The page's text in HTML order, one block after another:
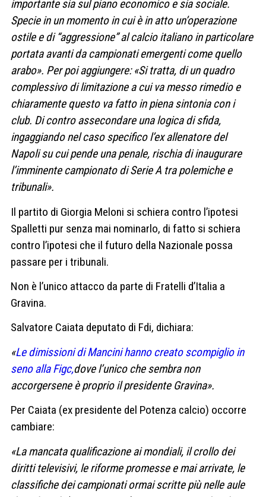
importante sia sul piano economico e sia sociale.
Specie in un momento in cui è in atto un’operazione
ostile e di “aggressione” al calcio italiano in particolare
portata avanti da campionati emergenti come quello
arabo». Per poi aggiungere: «Si tratta, di un quadro
complessivo di limitazione a cui va messo rimedio e
chiaramente questo va fatto in piena sintonia con i
club. Di contro assecondare una logica di sfida,
ingaggiando nel caso specifico l’ex allenatore del
Napoli su cui pende una penale, rischia di inaugurare
l’imminente campionato di Serie A tra polemiche e
tribunali».
Il partito di Giorgia Meloni si schiera contro l’ipotesi
Spalletti pur senza mai nominarlo, di fatto si schiera
contro l’ipotesi che il futuro della Nazionale possa
passare per i tribunali.
Non è l’unico attacco da parte di Fratelli d’Italia a
Gravina.
Salvatore Caiata deputato di Fdi, dichiara:
«Le dimissioni di Mancini hanno creato scompiglio in
seno alla Figc,dove l’unico che sembra non
accorgersene è proprio il presidente Gravina».
Per Caiata (ex presidente del Potenza calcio) occorre
cambiare:
«La mancata qualificazione ai mondiali, il crollo dei
diritti televisivi, le riforme promesse e mai arrivate, le
classifiche dei campionati ormai scritte più nelle aule